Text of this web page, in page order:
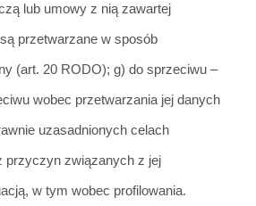
lub umowy z nią zawartej
przetwarzane w sposób
(art. 20 RODO); g) do sprzeciwu –
wobec przetwarzania jej danych
uzasadnionych celach
przyczyn związanych z jej
w tym wobec profilowania.